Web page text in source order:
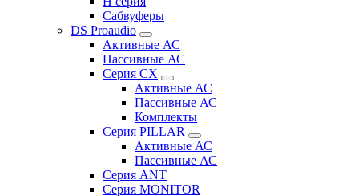
Сабвуферы
DS Proaudio
Активные АС
Пассивные АС
Серия CX
Активные АС
Пассивные АС
Комплекты
Серия PILLAR
Активные АС
Пассивные АС
Серия ANT
Серия MONITOR